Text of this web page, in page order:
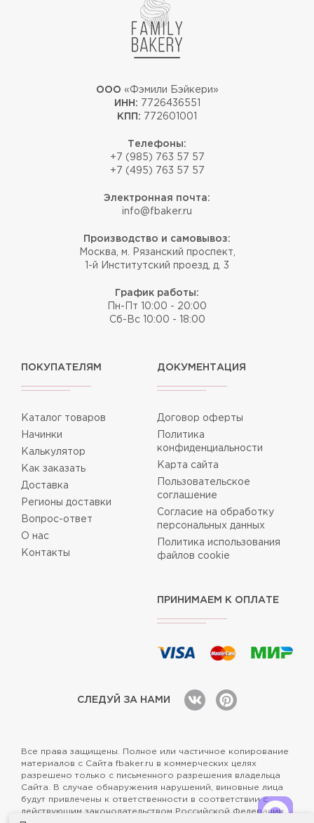
ООО «Фэмили Бэйкери»
ИНН: 7726436551
КПП: 772601001
Телефоны:
+7 (985) 763 57 57
+7 (495) 763 57 57
Электронная почта:
info@fbaker.ru
Производство и самовывоз:
Москва, м. Рязанский проспект,
1-й Институтский проезд, д. 3
График работы:
Пн-Пт 10:00 - 20:00
Сб-Вс 10:00 - 18:00
ПОКУПАТЕЛЯМ
Каталог товаров
Начинки
Калькулятор
Как заказать
Доставка
Регионы доставки
Вопрос-ответ
О нас
Контакты
ДОКУМЕНТАЦИЯ
Договор оферты
Политика
конфиденциальности
Карта сайта
Пользовательское
соглашение
Согласие на обработку
персональных данных
Политика использования
файлов cookie
ПРИНИМАЕМ К ОПЛАТЕ
СЛЕДУЙ ЗА НАМИ
Все права защищены. Полное или частичное копирование
материалов с Сайта fbaker.ru в коммерческих целях
разрешено только с письменного разрешения владельца
Сайта. В случае обнаружения нарушений, виновные лица
будут привлечены к ответственности в соответствии с
действующим законодательством Российской Федерации.